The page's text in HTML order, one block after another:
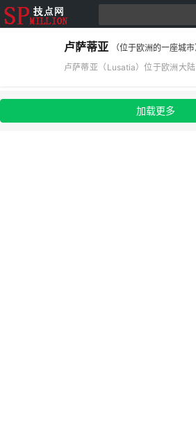
卢萨蒂亚 （位于欧洲的一座城市
卢萨蒂亚（Lusatia）位于欧洲大
日，仍然有寻求索布人独立的组织
然保留着当年索布人留下的艺术生
加载更多